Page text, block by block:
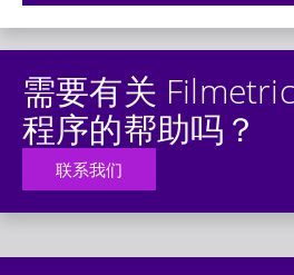
需要有关
程序的帮助吗？
联系我们